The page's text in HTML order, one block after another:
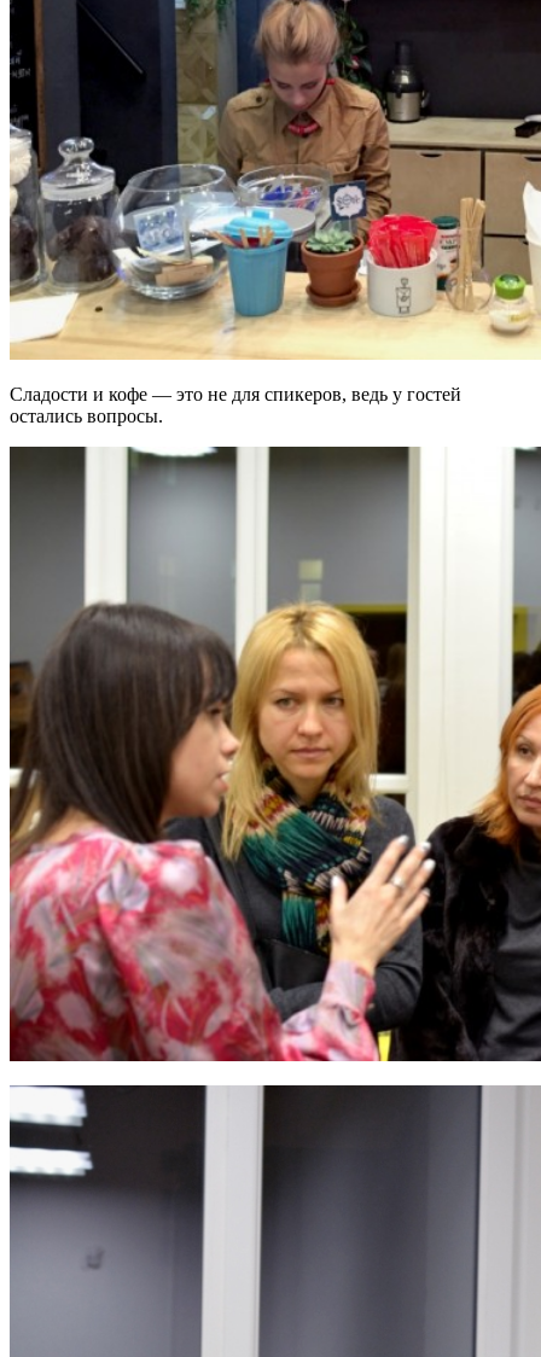
Сладости и кофе — это не для спикеров, ведь у гостей
остались вопросы.